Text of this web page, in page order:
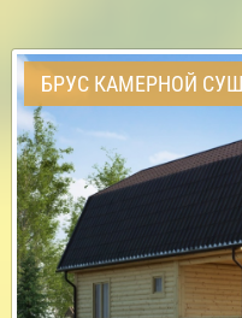
БРУС КАМЕРНОЙ